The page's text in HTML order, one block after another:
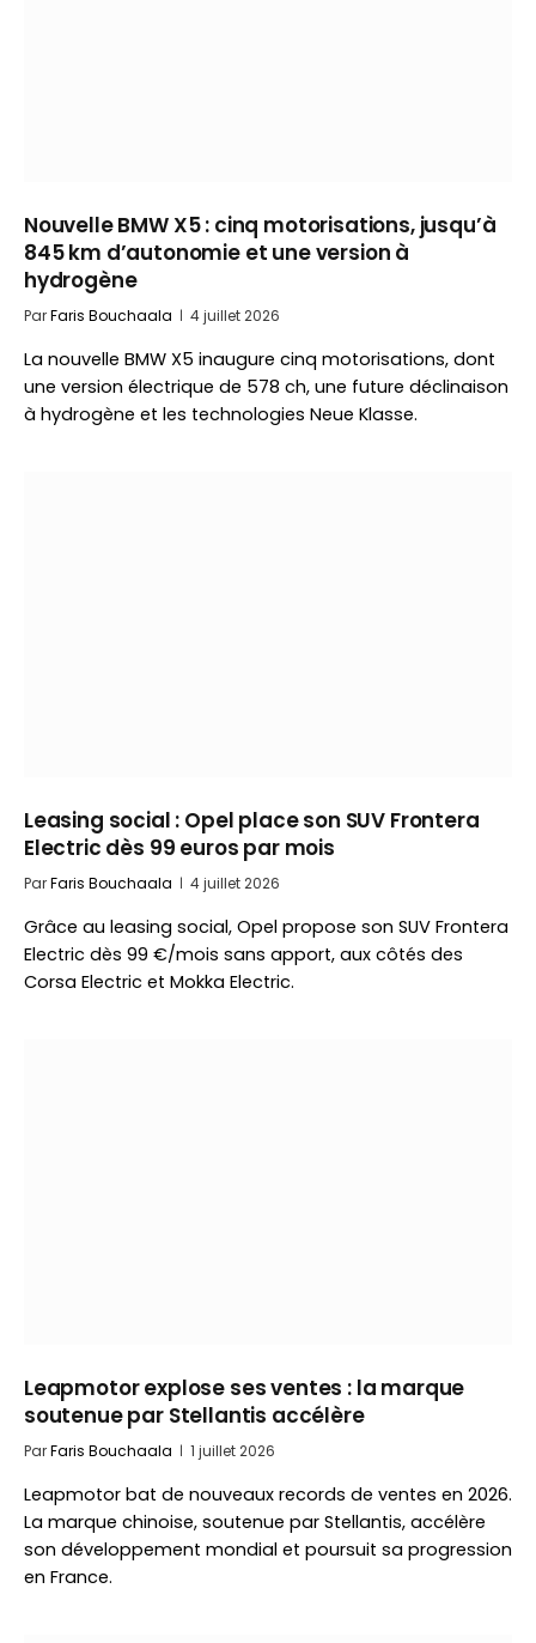
Nouvelle BMW X5 : cinq motorisations, jusqu’à
845 km d’autonomie et une version à
hydrogène
ParFaris Bouchaala 4 juillet 2026
La nouvelle BMW X5 inaugure cinq motorisations, dont
une version électrique de 578 ch, une future déclinaison
à hydrogène et les technologies Neue Klasse.
Leasing social : Opel place son SUV Frontera
Electric dès 99 euros par mois
ParFaris Bouchaala 4 juillet 2026
Grâce au leasing social, Opel propose son SUV Frontera
Electric dès 99 €/mois sans apport, aux côtés des
Corsa Electric et Mokka Electric.
Leapmotor explose ses ventes : la marque
soutenue par Stellantis accélère
ParFaris Bouchaala 1 juillet 2026
Leapmotor bat de nouveaux records de ventes en 2026.
La marque chinoise, soutenue par Stellantis, accélère
son développement mondial et poursuit sa progression
en France.